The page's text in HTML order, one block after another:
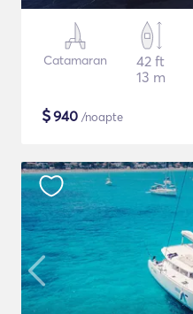
Catamaran
42 ft
13 m
$940 /noapte